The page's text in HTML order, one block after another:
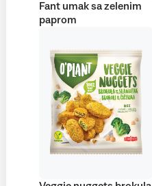
Fant umak sa zelenim
paprom